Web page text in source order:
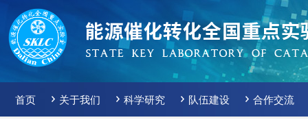
首页 关于我们 科学研究 队伍建设 合作交流